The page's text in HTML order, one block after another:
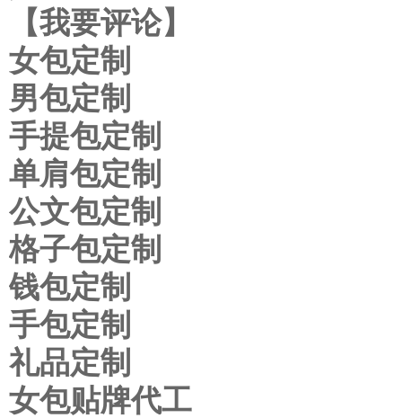
【我要评论】
女包定制
男包定制
手提包定制
单肩包定制
公文包定制
格子包定制
钱包定制
手包定制
礼品定制
女包贴牌代工